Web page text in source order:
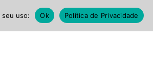
seu uso: Ok Política de Privacidade